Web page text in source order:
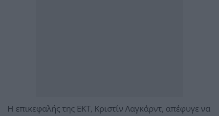
Η επικεφαλής της ΕΚΤ, Κριστίν Λαγκάρντ, απέφυγε να